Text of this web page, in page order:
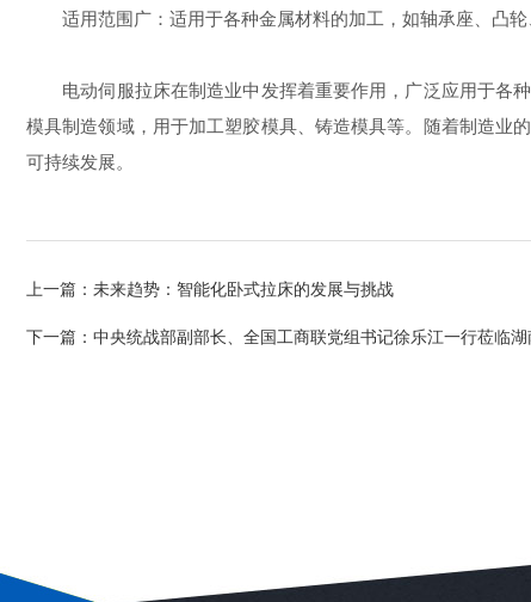
适用范围广：适用于各种金属材料的加工，如轴承座、凸轮
电动伺服拉床在制造业中发挥着重要作用，广泛应用于各种
模具制造领域，用于加工塑胶模具、铸造模具等。随着制造业
可持续发展。
上一篇： 未来趋势：智能化卧式拉床的发展与挑战
下一篇： 中央统战部副部长、全国工商联党组书记徐乐江一行莅临